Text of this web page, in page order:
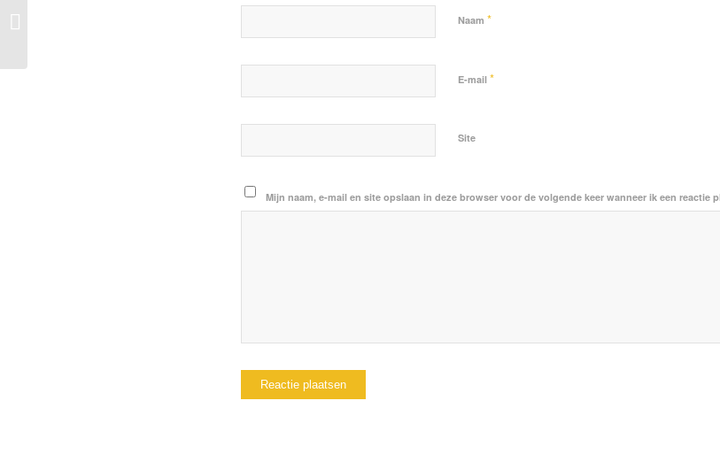
Naam *
E-mail *
Site
Mijn naam, e-mail en site opslaan in deze browser voor de volgende keer wanneer ik een reactie